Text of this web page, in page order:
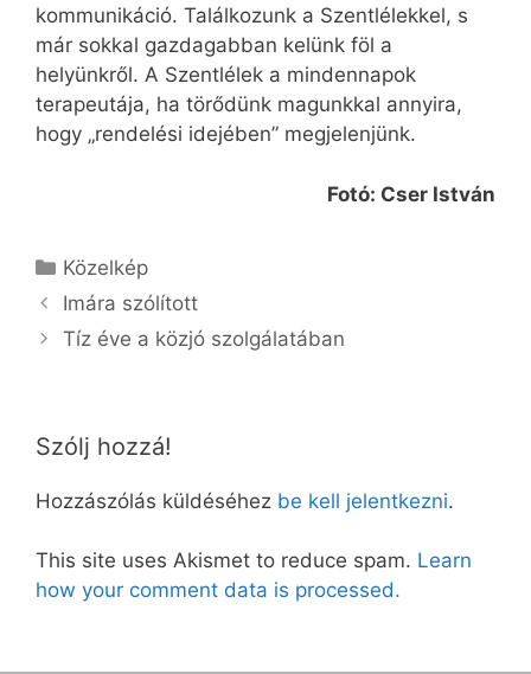
kommunikáció. Találkozunk a Szentlélekkel, s
már sokkal gazdagabban kelünk föl a
helyünkről. A Szentlélek a mindennapok
terapeutája, ha törődünk magunkkal annyira,
hogy „rendelési idejében” megjelenjünk.
Fotó: Cser István
Kategória
Közelkép
Imára szólított
Tíz éve a közjó szolgálatában
Szólj hozzá!
Hozzászólás küldéséhez be kell jelentkezni.
This site uses Akismet to reduce spam. Learn
how your comment data is processed.